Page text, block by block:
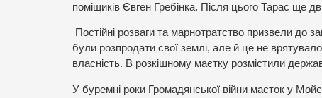
поміщиків Євген Гребінка. Після цього Тарас ще
Постійні розваги та марнотратство призвели до
були розпродати свої землі, але й це не
власність. В розкішному маєтку розмістили
У буремні роки Громадянської війни маєток у